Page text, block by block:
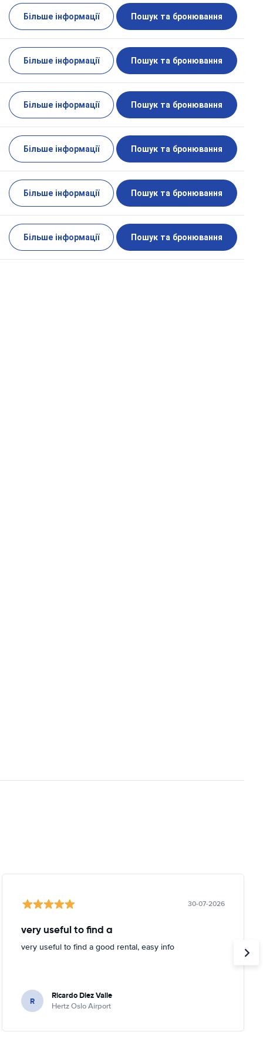
Більше інформації Пошук та бронювання
Більше інформації Пошук та бронювання
Більше інформації Пошук та бронювання
Більше інформації Пошук та бронювання
Більше інформації Пошук та бронювання
Більше інформації Пошук та бронювання
30-07-2026
very useful to find a
very useful to find a good rental, easy info
R Ricardo Diez Valle
Hertz Oslo Airport